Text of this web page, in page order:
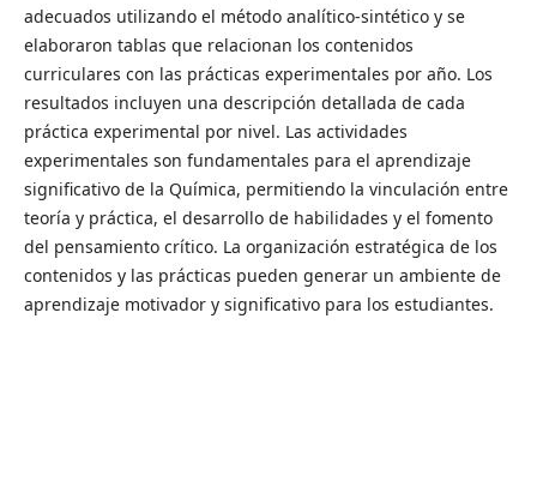
adecuados utilizando el método analítico-sintético y se
elaboraron tablas que relacionan los contenidos
curriculares con las prácticas experimentales por año. Los
resultados incluyen una descripción detallada de cada
práctica experimental por nivel. Las actividades
experimentales son fundamentales para el aprendizaje
significativo de la Química, permitiendo la vinculación entre
teoría y práctica, el desarrollo de habilidades y el fomento
del pensamiento crítico. La organización estratégica de los
contenidos y las prácticas pueden generar un ambiente de
aprendizaje motivador y significativo para los estudiantes.